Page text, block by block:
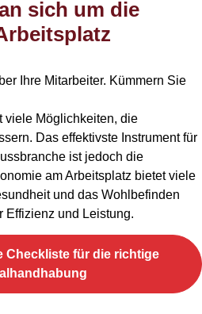
sich um die
Ihre Mitarbeiter. Kümmern Sie
viele Möglichkeiten, die
Das effektivste Instrument für
ist jedoch die
am Arbeitsplatz bietet viele
und das Wohlbefinden
Effizienz und Leistung.
Checkliste für die richtige